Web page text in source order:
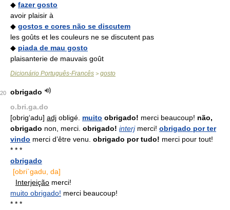
◆ fazer gosto
avoir plaisir à
◆ gostos e cores não se discutem
les goûts et les couleurs ne se discutent pas
◆ piada de mau gosto
plaisanterie de mauvais goût
Dicionário Português-Francês > gosto
20
obrigado
o.bri.ga.do
[obrig‘adu] adj obligé. muito obrigado! merci beaucoup! não,
obrigado non, merci. obrigado! interjmerci! obrigado por ter
vindo merci d’être venu. obrigado por tudo! merci pour tout!
* * *
obrigado
[obri`gadu, da]
Interjeição merci!
muito obrigado! merci beaucoup!
* * *